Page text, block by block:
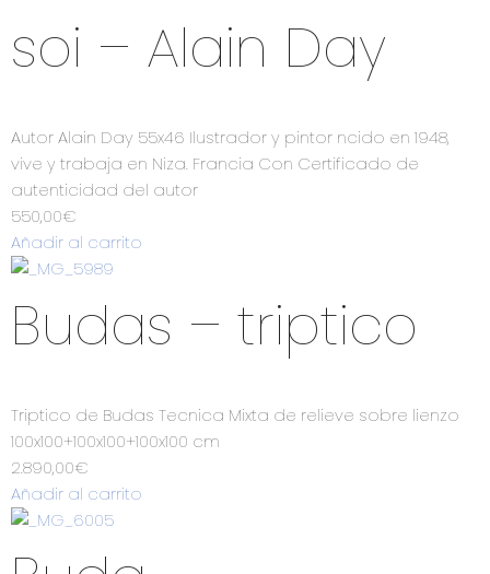
soi – Alain Day
Autor Alain Day 55x46 Ilustrador y pintor ncido en 1948,
vive y trabaja en Niza. Francia Con Certificado de
autenticidad del autor
550,00€
Añadir al carrito
Budas – triptico
Triptico de Budas Tecnica Mixta de relieve sobre lienzo
100x100+100x100+100x100 cm
2.890,00€
Añadir al carrito